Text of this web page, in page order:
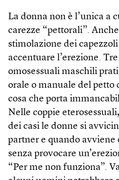
La donna non è l’unica a
carezze “pettorali”.
stimolazione dei
accentuare l’erezione.
omosessuali maschili
orale o manuale del
cosa che porta
Nelle coppie
dei casi le donne si
partner e quando avviene
senza provocare
“Per me non funziona”.